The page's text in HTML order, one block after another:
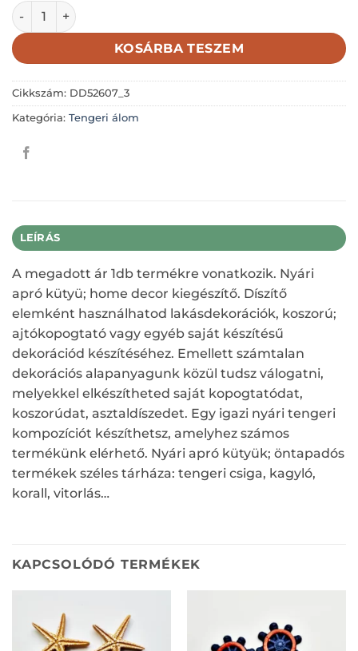
Öntapadós mentőöv; fehér-piros; 2,8cm; polyresin
KOSÁRBA TESZEM
Cikkszám: DD52607_3
Kategória: Tengeri álom
LEÍRÁS
A megadott ár 1db termékre vonatkozik. Nyári
apró kütyü; home decor kiegészítő. Díszítő
elemként használhatod lakásdekorációk, koszorú;
ajtókopogtató vagy egyéb saját készítésű
dekorációd készítéséhez. Emellett számtalan
dekorációs alapanyagunk közül tudsz válogatni,
melyekkel elkészítheted saját kopogtatódat,
koszorúdat, asztaldíszedet. Egy igazi nyári tengeri
kompozíciót készíthetsz, amelyhez számos
termékünk elérhető. Nyári apró kütyük; öntapadós
termékek széles tárháza: tengeri csiga, kagyló,
korall, vitorlás…
KAPCSOLÓDÓ TERMÉKEK